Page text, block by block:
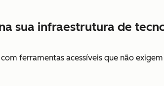
sua infraestrutura de
ferramentas acessíveis que não